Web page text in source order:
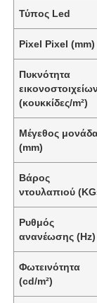
Τύπος Led
Pixel Pixel (mm)
Πυκνότητα
(κουκκίδες/m²)
Μέγεθος
(mm)
Βάρος
ντουλαπιού
Ρυθμός
ανανέωσης (Hz)
Φωτεινότητα
(cd/m²)